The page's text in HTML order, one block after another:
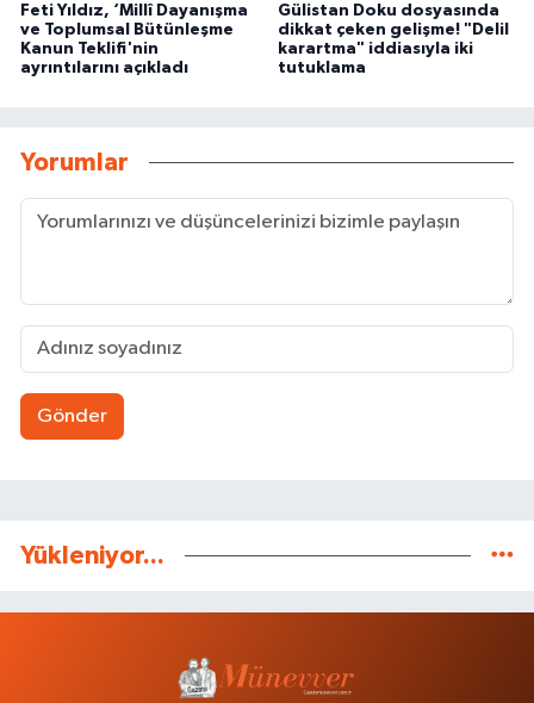
Feti Yıldız, ‘Millî Dayanışma
ve Toplumsal Bütünleşme
Kanun Teklifi'nin
ayrıntılarını açıkladı
Gülistan Doku dosyasında
dikkat çeken gelişme! "Delil
karartma" iddiasıyla iki
tutuklama
Yorumlar
Gönder
Yükleniyor...